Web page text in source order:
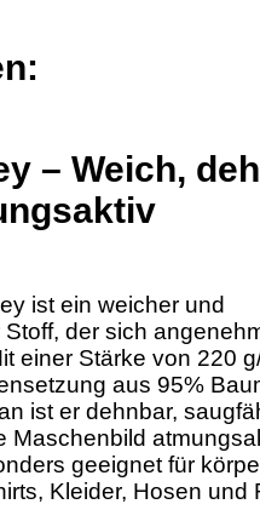
– Weich,
ist ein weicher und
der sich
einer Stärke von 220
aus 95%
ist er dehnbar,
Maschenbild
geeignet für
Kleider, Hosen und